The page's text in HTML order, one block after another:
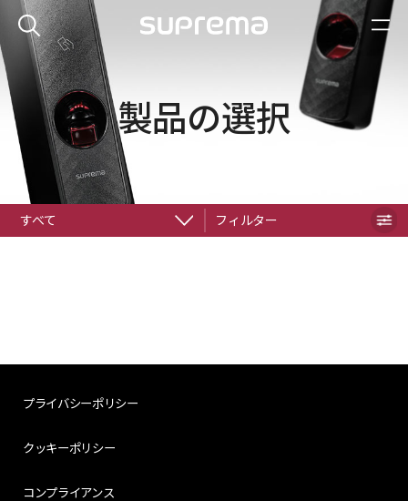
製品の選択
すべて フィルター
プライバシーポリシー
クッキーポリシー
コンプライアンス